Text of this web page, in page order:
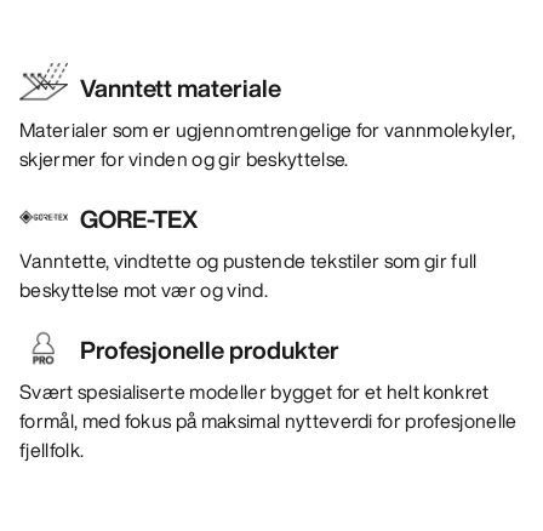
Vanntett materiale
Materialer som er ugjennomtrengelige for vannmolekyler,
skjermer for vinden og gir beskyttelse.
GORE-TEX
Vanntette, vindtette og pustende tekstiler som gir full
beskyttelse mot vær og vind.
Profesjonelle produkter
Svært spesialiserte modeller bygget for et helt konkret
formål, med fokus på maksimal nytteverdi for profesjonelle
fjellfolk.